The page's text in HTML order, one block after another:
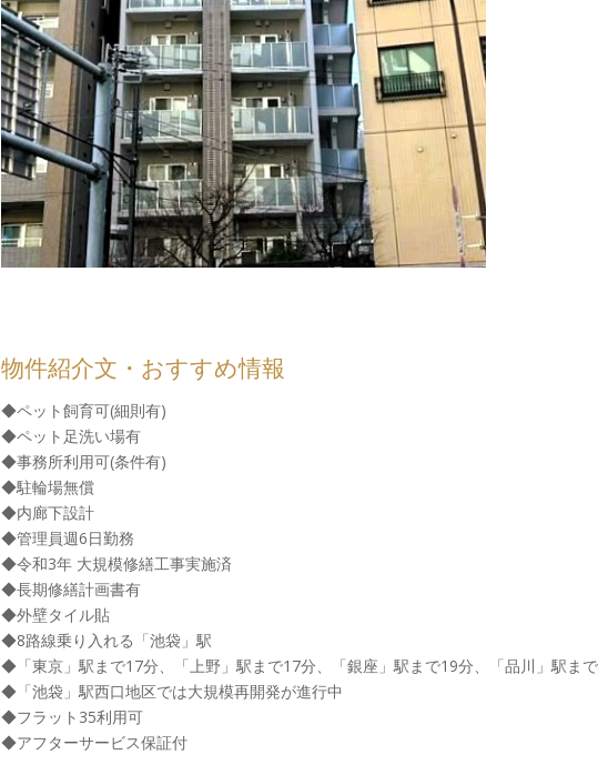
物件紹介文・おすすめ情報
◆ペット飼育可(細則有)
◆ペット足洗い場有
◆事務所利用可(条件有)
◆駐輪場無償
◆内廊下設計
◆管理員週6日勤務
◆令和3年 大規模修繕工事実施済
◆長期修繕計画書有
◆外壁タイル貼
◆8路線乗り入れる「池袋」駅
◆「東京」駅まで17分、「上野」駅まで17分、「銀座」駅まで19分、「品川」駅ま
◆「池袋」駅西口地区では大規模再開発が進行中
◆フラット35利用可
◆アフターサービス保証付